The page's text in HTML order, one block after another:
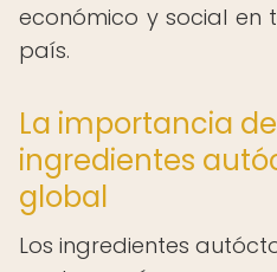
económico y social en
país.
La importancia
ingredientes
global
Los ingredientes